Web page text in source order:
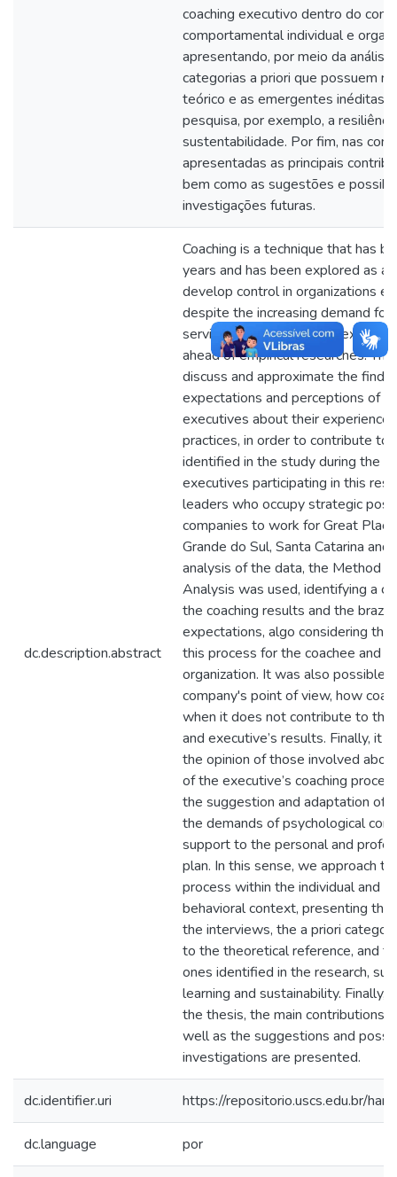
coaching executivo dentro do
comportamental individual e
apresentando, por meio da
categorias a priori que possuem
teórico e as emergentes inéditas
pesquisa, por exemplo, a
sustentabilidade. Por fim, nas
apresentadas as principais
bem como as sugestões e
investigações futuras.
dc.description.abstract
Coaching is a technique that has
years and has been explored as
develop control in organizations
despite the increasing demand
service, it seems that the
ahead of empirical researches.
discuss and approximate the
expectations and perceptions of
executives about their
practices, in order to contribute to
identified in the study during the
executives participating in this
leaders who occupy strategic
companies to work for Great
Grande do Sul, Santa Catarina and
analysis of the data, the Method
Analysis was used, identifying a
the coaching results and the
expectations, algo considering the
this process for the coachee and
organization. It was also possible
company's point of view, how
when it does not contribute to the
and executive’s results. Finally, it
the opinion of those involved
of the executive’s coaching
the suggestion and adaptation of
the demands of psychological
support to the personal and
plan. In this sense, we approach
process within the individual and
behavioral context, presenting
the interviews, the a priori
to the theoretical reference, and
ones identified in the research,
learning and sustainability. Finally,
the thesis, the main contributions
well as the suggestions and
investigations are presented.
dc.identifier.uri https://repositorio.uscs.edu.br/
dc.language por